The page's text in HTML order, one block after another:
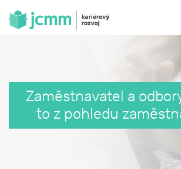
Zaměstnavatel a
to z pohledu